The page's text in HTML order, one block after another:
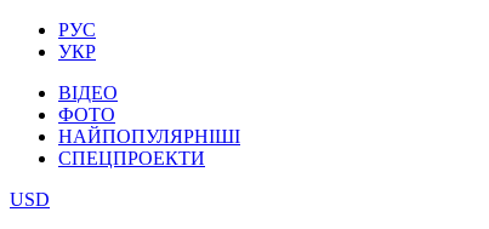
РУС
УКР
ВІДЕО
ФОТО
НАЙПОПУЛЯРНІШІ
СПЕЦПРОЕКТИ
USD